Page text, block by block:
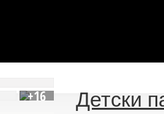
+16 Детски